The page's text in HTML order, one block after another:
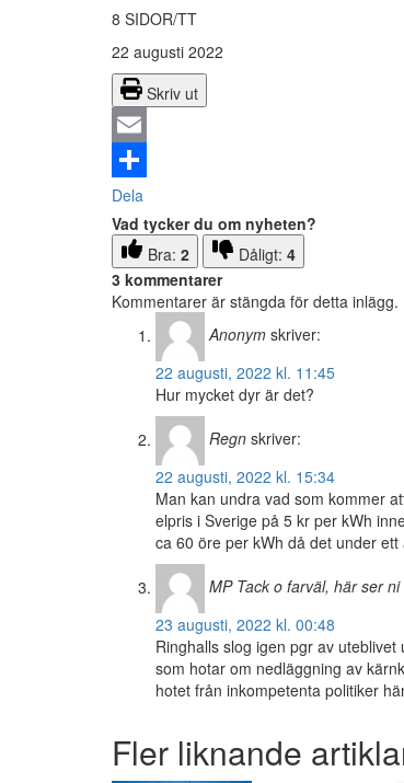
8 SIDOR/TT
22 augusti 2022
Skriv ut
Email
Dela
Vad tycker du om nyheten?
Bra: 2 Dåligt: 4
3 kommentarer
Kommentarer är stängda för detta inlägg.
Anonym skriver:
22 augusti, 2022 kl. 11:45
Hur mycket dyr är det?
Regn skriver:
22 augusti, 2022 kl. 15:34
Man kan undra vad som kommer
elpris i Sverige på 5 kr per kWh
ca 60 öre per kWh då det under
MP Tack o farväl, här ser
23 augusti, 2022 kl. 00:48
Ringhalls slog igen pgr av
som hotar om nedläggning av
hotet från inkompetenta politiker
Fler liknande